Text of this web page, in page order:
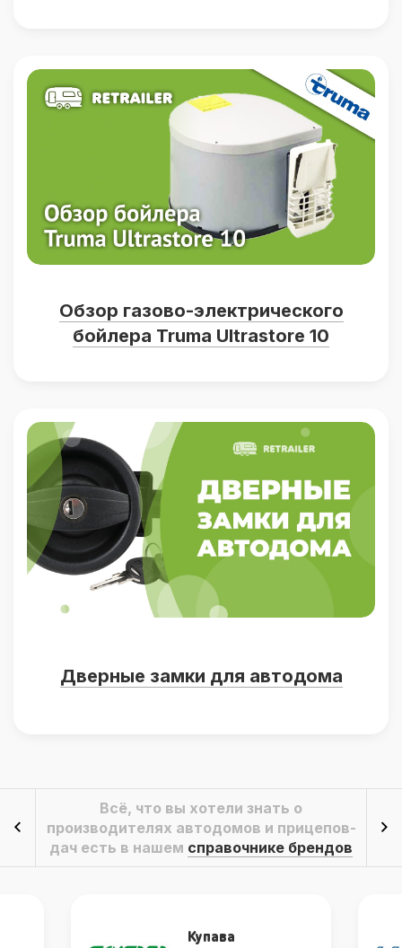
Обзор газово-электрического
бойлера Truma Ultrastore 10
Дверные замки для автодома
Всё, что вы хотели знать о
производителях автодомов и прицепов-
дач есть в нашем справочнике брендов
Купава